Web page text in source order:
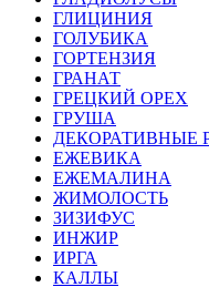
ГЛИЦИНИЯ
ГОЛУБИКА
ГОРТЕНЗИЯ
ГРАНАТ
ГРЕЦКИЙ ОРЕХ
ГРУША
ДЕКОРАТИВНЫЕ
ЕЖЕВИКА
ЕЖЕМАЛИНА
ЖИМОЛОСТЬ
ЗИЗИФУС
ИНЖИР
ИРГА
КАЛЛЫ